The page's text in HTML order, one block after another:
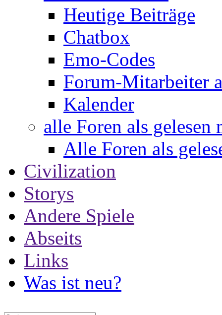
Heutige Beiträge
Chatbox
Emo-Codes
Forum-Mitarbeiter
Kalender
alle Foren als gelesen
Alle Foren als
Civilization
Storys
Andere Spiele
Abseits
Links
Was ist neu?